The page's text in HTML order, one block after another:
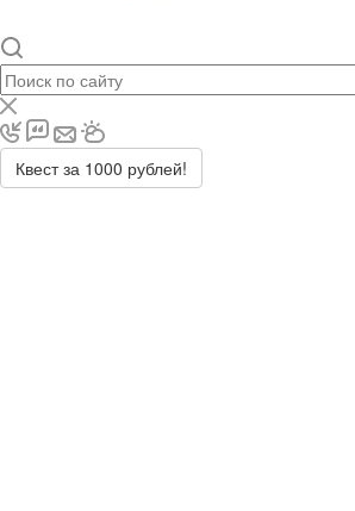
Квест за 1000 рублей!